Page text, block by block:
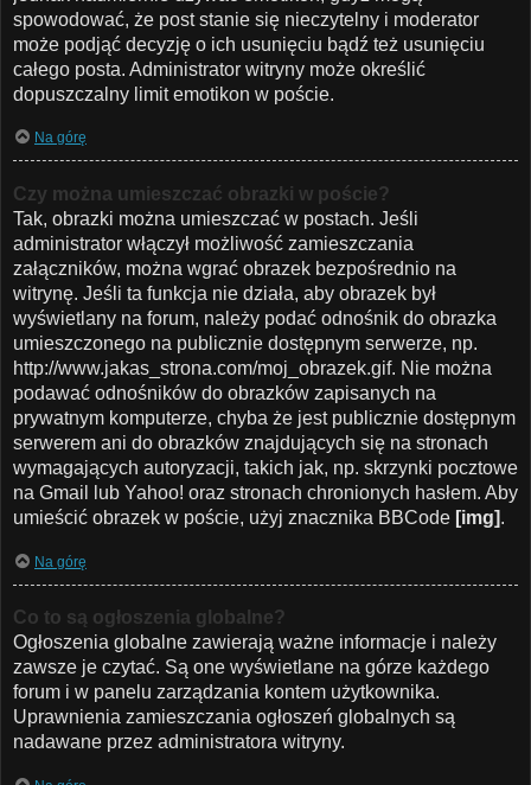
spowodować, że post stanie się nieczytelny i moderator
może podjąć decyzję o ich usunięciu bądź też usunięciu
całego posta. Administrator witryny może określić
dopuszczalny limit emotikon w poście.
Na górę
Czy można umieszczać obrazki w poście?
Tak, obrazki można umieszczać w postach. Jeśli
administrator włączył możliwość zamieszczania
załączników, można wgrać obrazek bezpośrednio na
witrynę. Jeśli ta funkcja nie działa, aby obrazek był
wyświetlany na forum, należy podać odnośnik do obrazka
umieszczonego na publicznie dostępnym serwerze, np.
http://www.jakas_strona.com/moj_obrazek.gif. Nie można
podawać odnośników do obrazków zapisanych na
prywatnym komputerze, chyba że jest publicznie dostępnym
serwerem ani do obrazków znajdujących się na stronach
wymagających autoryzacji, takich jak, np. skrzynki pocztowe
na Gmail lub Yahoo! oraz stronach chronionych hasłem. Aby
umieścić obrazek w poście, użyj znacznika BBCode [img].
Na górę
Co to są ogłoszenia globalne?
Ogłoszenia globalne zawierają ważne informacje i należy
zawsze je czytać. Są one wyświetlane na górze każdego
forum i w panelu zarządzania kontem użytkownika.
Uprawnienia zamieszczania ogłoszeń globalnych są
nadawane przez administratora witryny.